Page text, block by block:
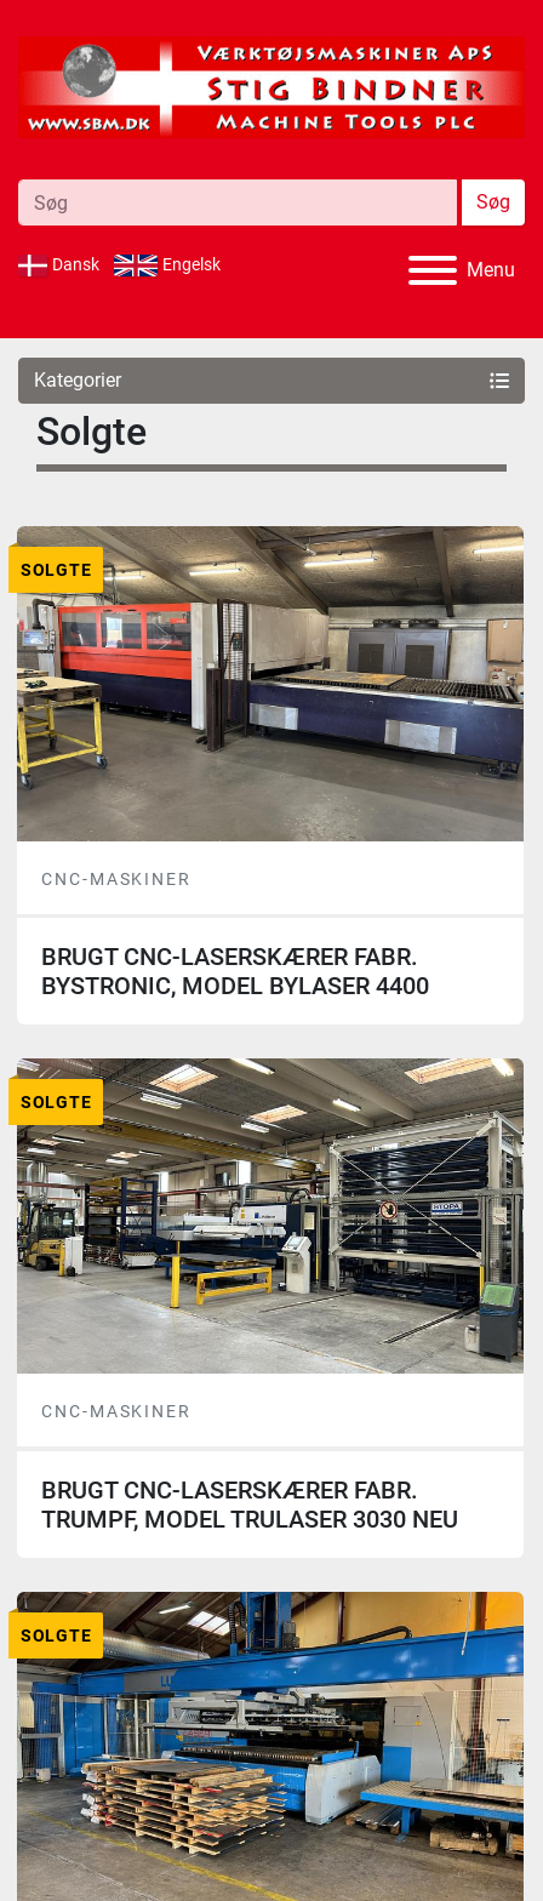
Søg
Dansk Engelsk Menu
Kategorier
Solgte
SOLGTE
CNC-MASKINER
BRUGT CNC-LASERSKÆRER FABR.
BYSTRONIC, MODEL BYLASER 4400
SOLGTE
CNC-MASKINER
BRUGT CNC-LASERSKÆRER FABR.
TRUMPF, MODEL TRULASER 3030 NEU
SOLGTE